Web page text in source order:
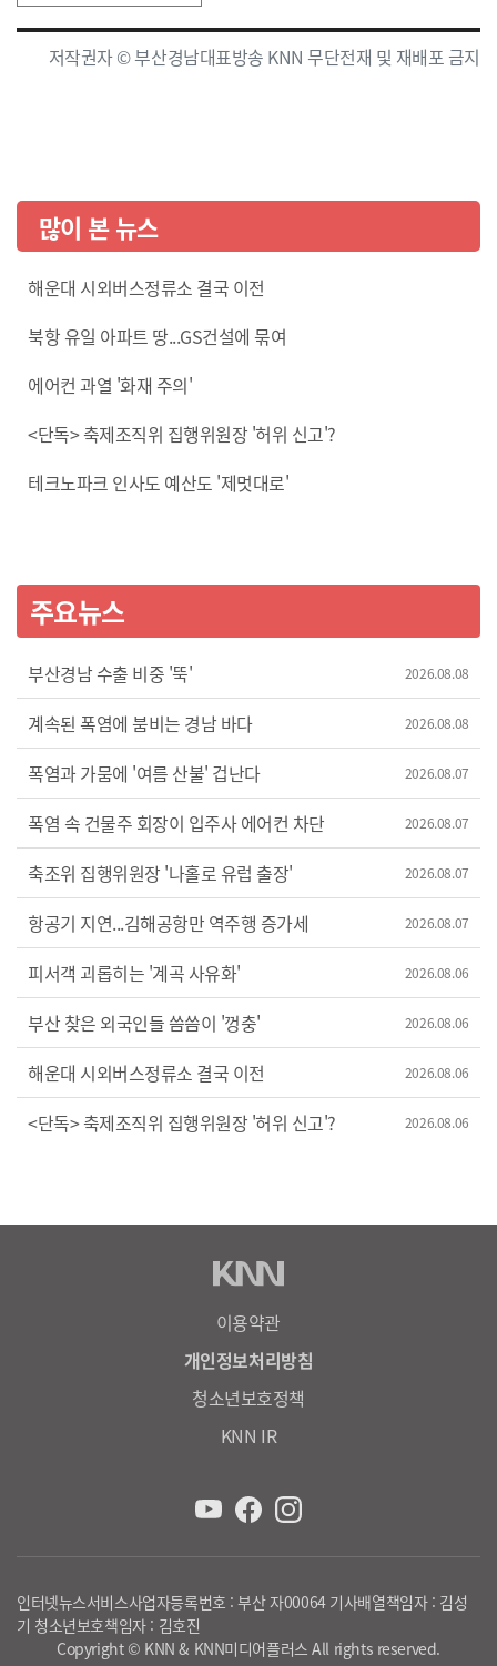
저작권자 © 부산경남대표방송 KNN 무단전재 및 재배포 금지
많이 본 뉴스
해운대 시외버스정류소 결국 이전
북항 유일 아파트 땅...GS건설에 묶여
에어컨 과열 '화재 주의'
<단독> 축제조직위 집행위원장 '허위 신고'?
테크노파크 인사도 예산도 '제멋대로'
주요뉴스
부산경남 수출 비중 '뚝' 2026.08.08
계속된 폭염에 붐비는 경남 바다 2026.08.08
폭염과 가뭄에 '여름 산불' 겁난다 2026.08.07
폭염 속 건물주 회장이 입주사 에어컨 차단 2026.08.07
축조위 집행위원장 '나홀로 유럽 출장' 2026.08.07
항공기 지연...김해공항만 역주행 증가세 2026.08.07
피서객 괴롭히는 '계곡 사유화' 2026.08.06
부산 찾은 외국인들 씀씀이 '껑충' 2026.08.06
해운대 시외버스정류소 결국 이전 2026.08.06
<단독> 축제조직위 집행위원장 '허위 신고'? 2026.08.06
이용약관
개인정보처리방침
청소년보호정책
KNN IR
인터넷뉴스서비스사업자등록번호 : 부산 자00064 기사배열책임자 : 김성
기 청소년보호책임자 : 김호진
Copyright © KNN & KNN미디어플러스 All rights reserved.